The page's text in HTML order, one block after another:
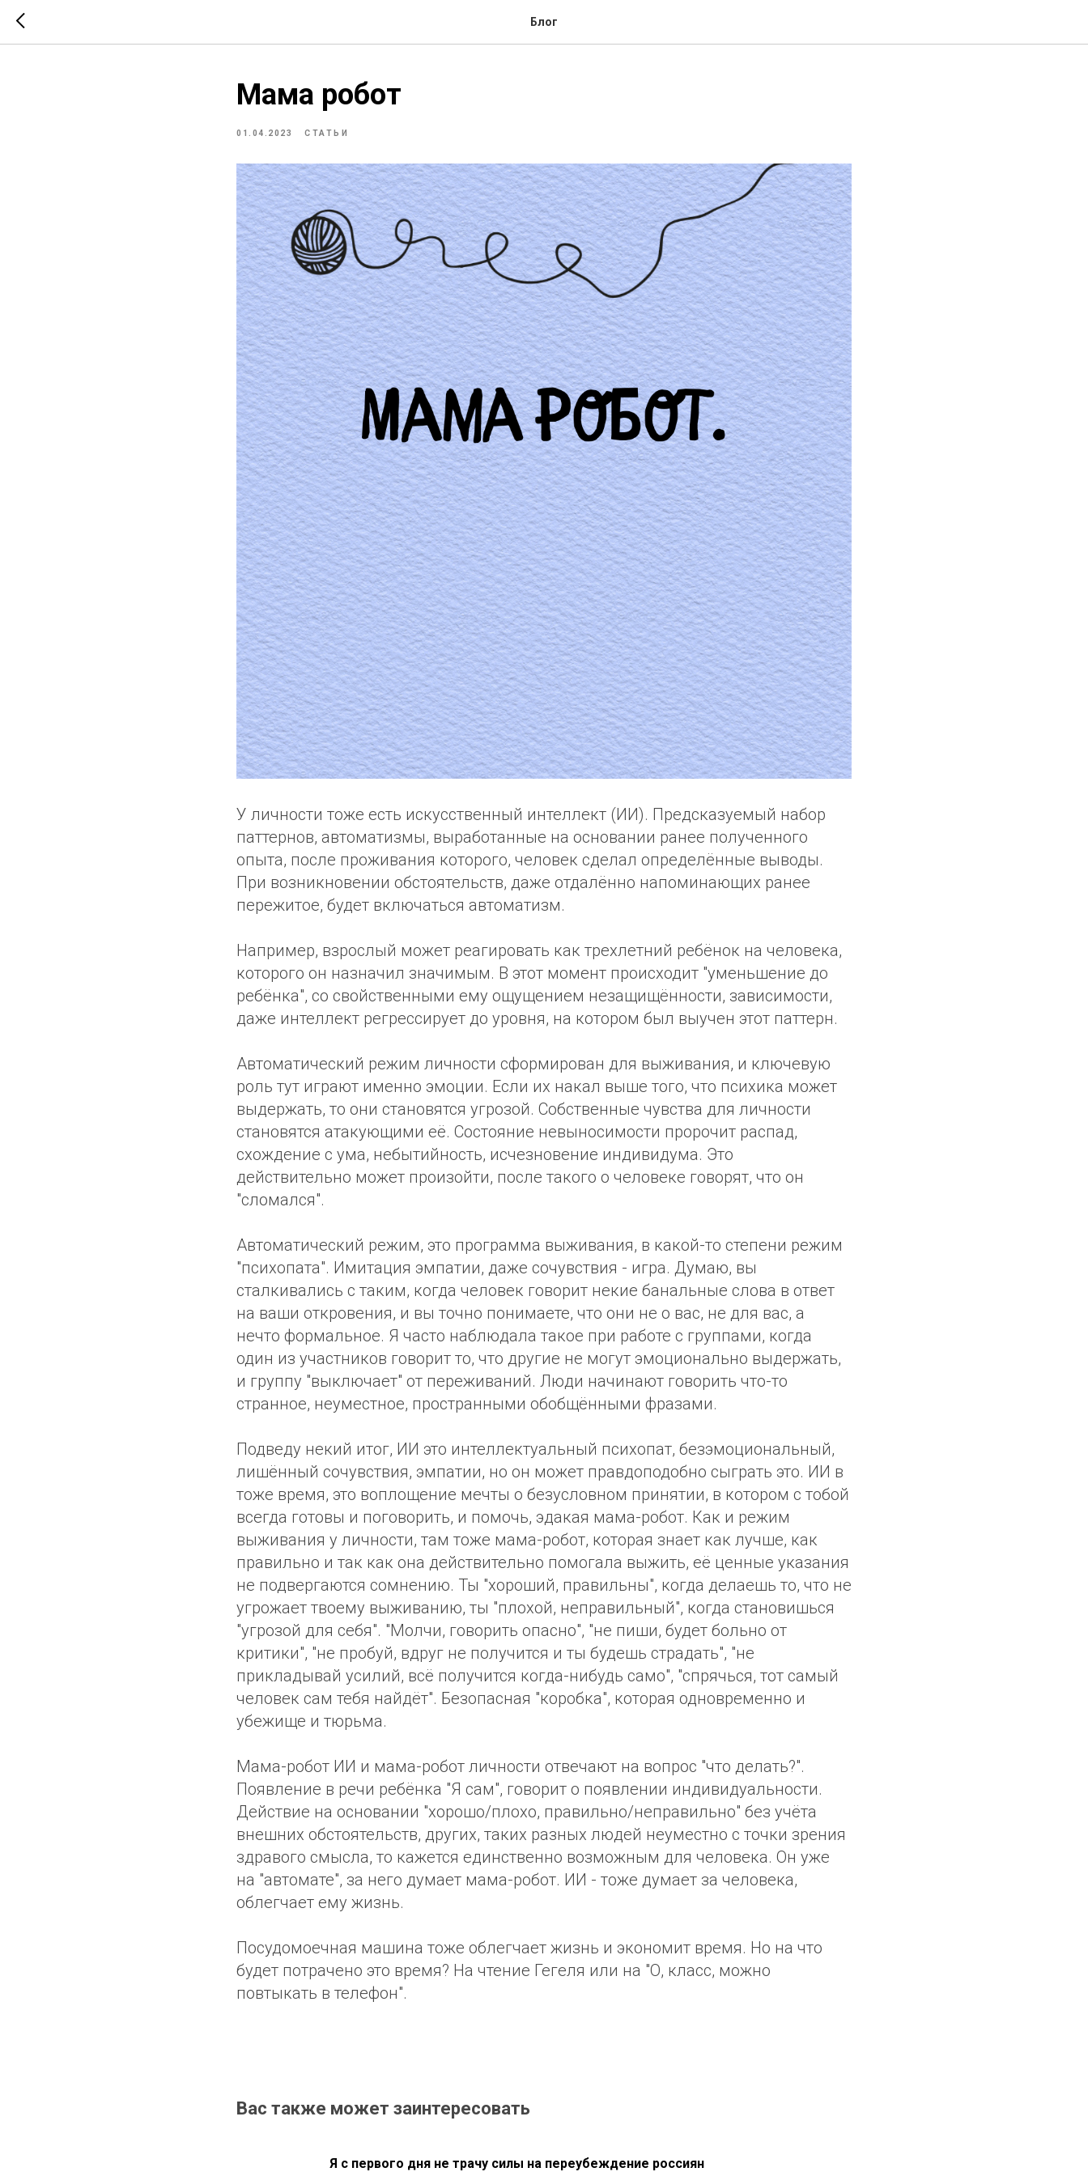
Блог
Мама робот
01.04.2023 СТАТЬИ
У личности тоже есть искусственный интеллект (ИИ). Предсказуемый набор
паттернов, автоматизмы, выработанные на основании ранее полученного
опыта, после проживания которого, человек сделал определённые выводы.
При возникновении обстоятельств, даже отдалённо напоминающих ранее
пережитое, будет включаться автоматизм.
Например, взрослый может реагировать как трехлетний ребёнок на человека,
которого он назначил значимым. В этот момент происходит "уменьшение до
ребёнка", со свойственными ему ощущением незащищённости, зависимости,
даже интеллект регрессирует до уровня, на котором был выучен этот паттерн.
Автоматический режим личности сформирован для выживания, и ключевую
роль тут играют именно эмоции. Если их накал выше того, что психика может
выдержать, то они становятся угрозой. Собственные чувства для личности
становятся атакующими её. Состояние невыносимости пророчит распад,
схождение с ума, небытийность, исчезновение индивидума. Это
действительно может произойти, после такого о человеке говорят, что он
"сломался".
Автоматический режим, это программа выживания, в какой-то степени режим
"психопата". Имитация эмпатии, даже сочувствия - игра. Думаю, вы
сталкивались с таким, когда человек говорит некие банальные слова в ответ
на ваши откровения, и вы точно понимаете, что они не о вас, не для вас, а
нечто формальное. Я часто наблюдала такое при работе с группами, когда
один из участников говорит то, что другие не могут эмоционально выдержать,
и группу "выключает" от переживаний. Люди начинают говорить что-то
странное, неуместное, пространными обобщёнными фразами.
Подведу некий итог, ИИ это интеллектуальный психопат, безэмоциональный,
лишённый сочувствия, эмпатии, но он может правдоподобно сыграть это. ИИ в
тоже время, это воплощение мечты о безусловном принятии, в котором с тобой
всегда готовы и поговорить, и помочь, эдакая мама-робот. Как и режим
выживания у личности, там тоже мама-робот, которая знает как лучше, как
правильно и так как она действительно помогала выжить, её ценные указания
не подвергаются сомнению. Ты "хороший, правильны", когда делаешь то, что не
угрожает твоему выживанию, ты "плохой, неправильный", когда становишься
"угрозой для себя". "Молчи, говорить опасно", "не пиши, будет больно от
критики", "не пробуй, вдруг не получится и ты будешь страдать", "не
прикладывай усилий, всё получится когда-нибудь само", "спрячься, тот самый
человек сам тебя найдёт". Безопасная "коробка", которая одновременно и
убежище и тюрьма.
Мама-робот ИИ и мама-робот личности отвечают на вопрос "что делать?".
Появление в речи ребёнка "Я сам", говорит о появлении индивидуальности.
Действие на основании "хорошо/плохо, правильно/неправильно" без учёта
внешних обстоятельств, других, таких разных людей неуместно с точки зрения
здравого смысла, то кажется единственно возможным для человека. Он уже
на "автомате", за него думает мама-робот. ИИ - тоже думает за человека,
облегчает ему жизнь.
Посудомоечная машина тоже облегчает жизнь и экономит время. Но на что
будет потрачено это время? На чтение Гегеля или на "О, класс, можно
повтыкать в телефон".
Вас также может заинтересовать
Я с первого дня не трачу силы на переубеждение россиян